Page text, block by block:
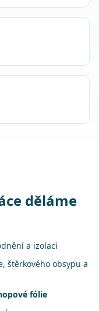
děláme
a izolaci
štěrkového obsypu a
fólie